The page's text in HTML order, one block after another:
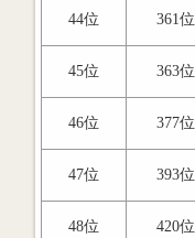
44位 361位
45位 363位
46位 377位
47位 393位
48位 420位